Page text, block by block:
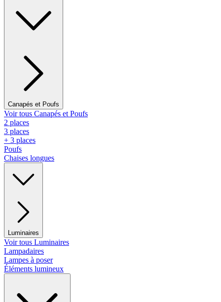
Canapés et Poufs
Voir tous Canapés et Poufs
2 places
3 places
+ 3 places
Poufs
Chaises longues
Luminaires
Voir tous Luminaires
Lampadaires
Lampes à poser
Éléments lumineux